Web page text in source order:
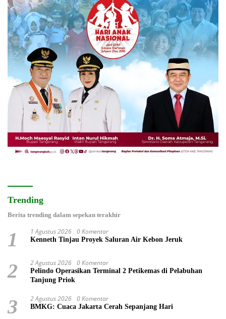
Trending
Berita trending dalam sepekan terakhir
1 1 Agustus 2026 0 Komentar
Kenneth Tinjau Proyek Saluran Air Kebon Jeruk
2 2 Agustus 2026 0 Komentar
Pelindo Operasikan Terminal 2 Petikemas di Pelabuhan
Tanjung Priok
3 2 Agustus 2026 0 Komentar
BMKG: Cuaca Jakarta Cerah Sepanjang Hari